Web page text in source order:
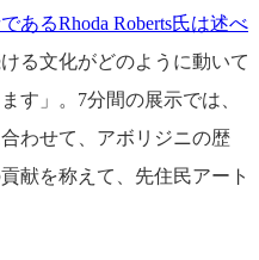
あるRhoda Roberts氏は述べ
る文化がどのように動いて
す」。7分間の展示では、
わせて、アボリジニの歴
献を称えて、先住民アート